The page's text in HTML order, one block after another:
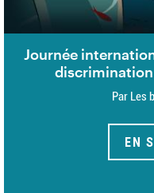
Journée
discrimination
Par Les
EN